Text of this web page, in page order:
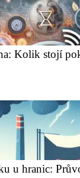
Kolik stojí
u hranic: